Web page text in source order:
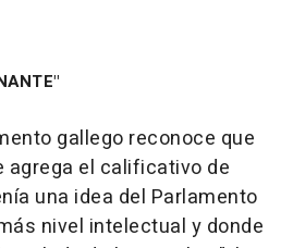
gallego reconoce que
agrega el calificativo de
una idea del Parlamento
nivel intelectual y donde